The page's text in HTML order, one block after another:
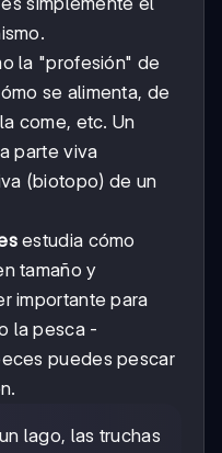
la "profesión" de
se alimenta, de
come, etc. Un
parte viva
(biotopo) de un
estudia cómo
tamaño y
importante para
la pesca -
puedes pescar
lago, las truchas